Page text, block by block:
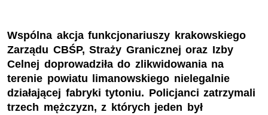
Wspólna akcja funkcjonariuszy krakowskiego
Zarządu CBŚP, Straży Granicznej oraz Izby
Celnej doprowadziła do zlikwidowania na
terenie powiatu limanowskiego nielegalnie
działającej fabryki tytoniu. Policjanci zatrzymali
trzech mężczyzn, z których jeden był